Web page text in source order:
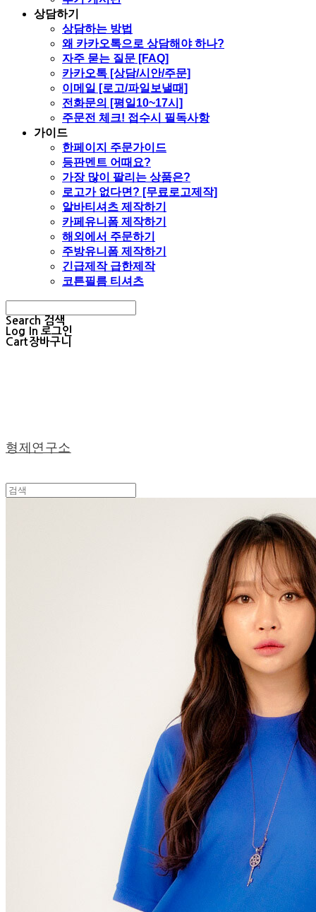
상담하기
상담하는 방법
왜 카카오톡으로 상담해야 하나?
자주 묻는 질문 [FAQ]
카카오톡 [상담/시안/주문]
이메일 [로고/파일보낼때]
전화문의 [평일10~17시]
주문전 체크! 접수시 필독사항
가이드
한페이지 주문가이드
등판멘트 어때요?
가장 많이 팔리는 상품은?
로고가 없다면? [무료로고제작]
알바티셔츠 제작하기
카페유니폼 제작하기
해외에서 주문하기
주방유니폼 제작하기
긴급제작 급한제작
코튼필름 티셔츠
Search 검색
Log In 로그인
Cart장바구니
형제연구소